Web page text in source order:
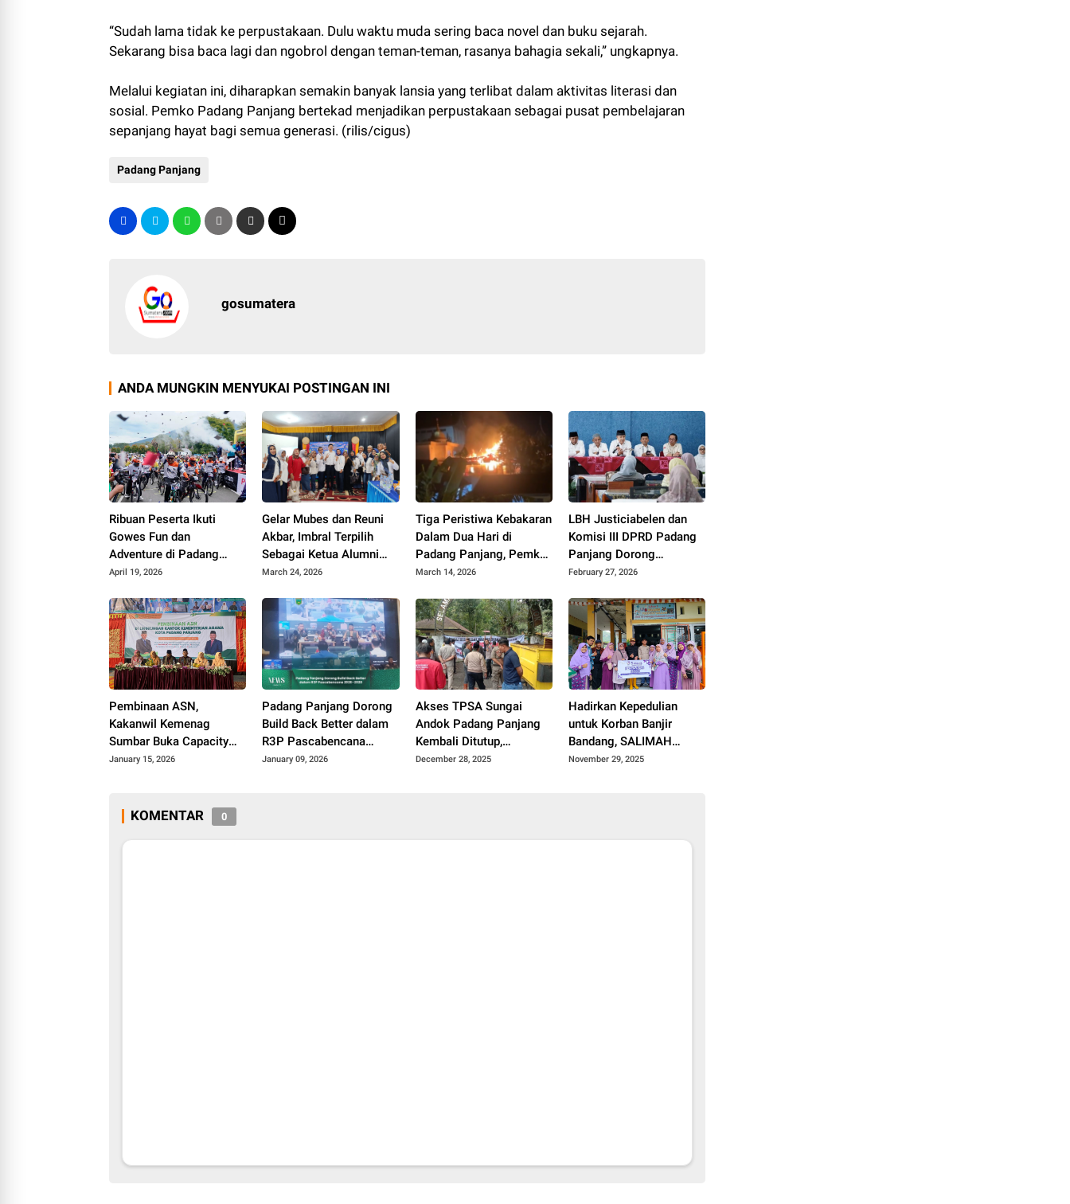
“Sudah lama tidak ke perpustakaan. Dulu waktu muda sering baca novel dan buku sejarah.
Sekarang bisa baca lagi dan ngobrol dengan teman-teman, rasanya bahagia sekali,” ungkapnya.
Melalui kegiatan ini, diharapkan semakin banyak lansia yang terlibat dalam aktivitas literasi dan
sosial. Pemko Padang Panjang bertekad menjadikan perpustakaan sebagai pusat pembelajaran
sepanjang hayat bagi semua generasi. (rilis/cigus)
Padang Panjang
gosumatera
ANDA MUNGKIN MENYUKAI POSTINGAN INI
Ribuan Peserta Ikuti
Gowes Fun dan
Adventure di Padang
Panjang
April 19, 2026
Gelar Mubes dan Reuni
Akbar, Imbral Terpilih
Sebagai Ketua Alumni
Lintas Angkatan SMPN 2
March 24, 2026
Tiga Peristiwa Kebakaran
Dalam Dua Hari di
Padang Panjang, Pemko
Imbau Warga Tetap
March 14, 2026
LBH Justiciabelen dan
Komisi III DPRD Padang
Panjang Dorong
Perbaikan Sistem TPPK
February 27, 2026
Pembinaan ASN,
Kakanwil Kemenag
Sumbar Buka Capacity
Building di Padang
January 15, 2026
Padang Panjang Dorong
Build Back Better dalam
R3P Pascabencana
2026–2028
January 09, 2026
Akses TPSA Sungai
Andok Padang Panjang
Kembali Ditutup,
Sengketa Lahan
December 28, 2025
Hadirkan Kepedulian
untuk Korban Banjir
Bandang, SALIMAH
Padang Panjang
November 29, 2025
KOMENTAR 0